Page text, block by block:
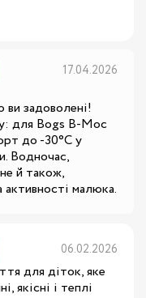
17.04.2026
ви задоволені!
для Bogs B-Moc
до -30°C у
Водночас,
й також,
малюка.
06.02.2026
для діток, яке
якісні і теплі